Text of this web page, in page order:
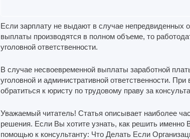
Если зарплату не выдают в случае непредвиденных
выплаты производятся в полном объеме, то
уголовной ответственности.
В случае несвоевременной выплаты заработной
уголовной и административной ответственности.
обратиться к юристу по трудовому праву за
Уважаемый читатель! Статья описывает наиболее
решения. Если Вы хотите узнать, как решить
помощью к консультанту: Что Делать Если